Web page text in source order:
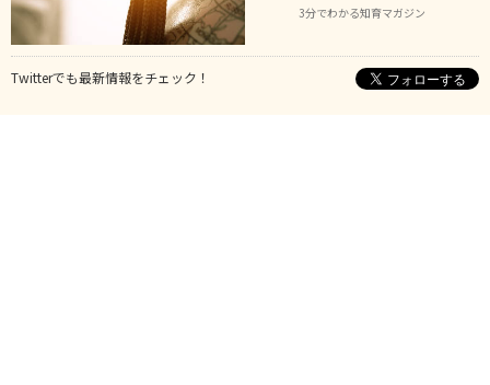
3分でわかる知育マガジン
Twitterでも最新情報をチェック！